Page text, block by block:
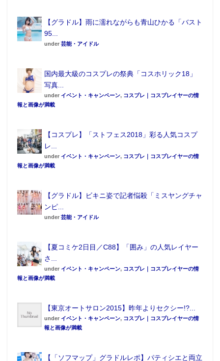
【グラドル】雨に濡れながらも青山ひかる「バスト
95...
under 芸能・アイドル
国内最大級のコスプレの祭典「コスホリック18」
写真...
under イベント・キャンペーン, コスプレ｜コスプレイヤーの情
報と画像が満載
【コスプレ】「ストフェス2018」彩る人気コスプ
レ...
under イベント・キャンペーン, コスプレ｜コスプレイヤーの情
報と画像が満載
【グラドル】ビキニ姿で記者悩殺「ミスヤングチャ
ンピ...
under 芸能・アイドル
【夏コミケ2日目／C88】「囲み」の人気レイヤー
さ...
under イベント・キャンペーン, コスプレ｜コスプレイヤーの情
報と画像が満載
【東京オートサロン2015】昨年よりセクシー!?...
under イベント・キャンペーン, コスプレ｜コスプレイヤーの情
報と画像が満載
【「ソフマップ」グラドルレポ】パティシエと両立